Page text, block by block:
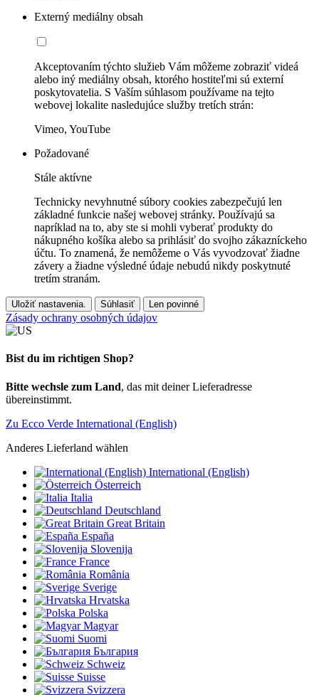
Externý mediálny obsah
Akceptovaním týchto služieb Vám môžeme zobraziť videá
alebo iný mediálny obsah, ktorého hostiteľmi sú externí
poskytovatelia. S Vaším súhlasom používame na tejto
webovej lokalite nasledujúce služby tretích strán:
Vimeo, YouTube
Požadované
Stále aktívne
Technicky nevyhnutné súbory cookies zabezpečujú len
základné funkcie našej webovej stránky. Používajú sa
napríklad na to, aby ste si mohli vyberať produkty do
nákupného košíka alebo sa prihlásiť do svojho zákazníckeho
účtu. To znamená, že nemôžeme o Vás vyvodzovať žiadne
závery a žiadne výsledné údaje nebudú nikdy poskytnuté
tretím stranám.
Uložiť nastavenia. Súhlasiť Len povinné
Zásady ochrany osobných údajov
Bist du im richtigen Shop?
Bitte wechsle zum Land, das mit deiner Lieferadresse
übereinstimmt.
Zu Ecco Verde International (English)
Anderes Lieferland wählen
International (English)
Österreich
Italia
Deutschland
Great Britain
España
Slovenija
France
România
Sverige
Hrvatska
Polska
Magyar
Suomi
България
Schweiz
Suisse
Svizzera